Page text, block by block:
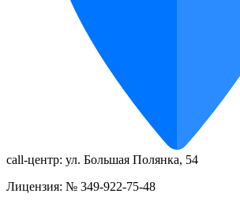
call-центр: ул. Большая Полянка, 54
Лицензия: № 349-922-75-48